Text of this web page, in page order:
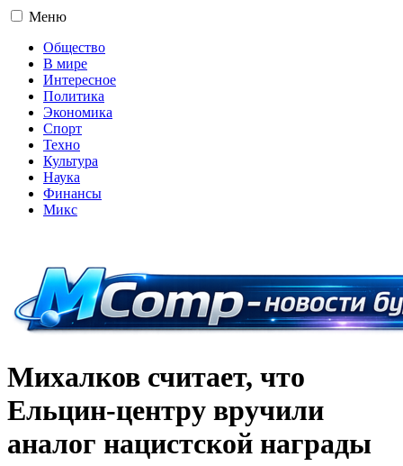
Меню
Общество
В мире
Интересное
Политика
Экономика
Спорт
Техно
Культура
Наука
Финансы
Микс
Михалков считает, что
Ельцин-центру вручили
аналог нацистской награды